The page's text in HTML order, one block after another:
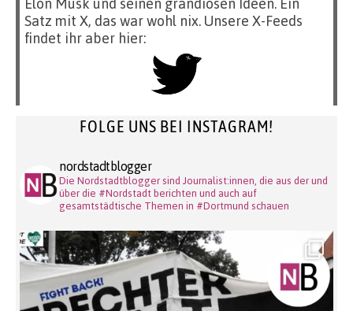
Satz mit X, das war wohl nix. Unsere X-Feeds
findet ihr aber hier:
FOLGE UNS BEI INSTAGRAM!
nordstadtblogger
Die Nordstadtblogger sind Journalist:innen, die aus der und
über die #Nordstadt berichten und auch auf
gesamtstädtische Themen in #Dortmund schauen